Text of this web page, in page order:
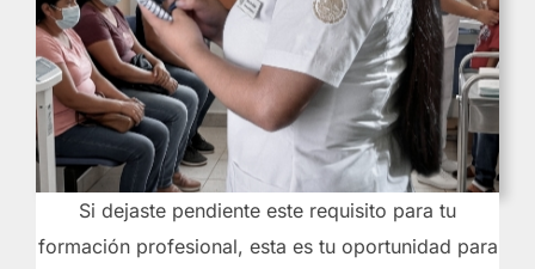
Si dejaste pendiente este requisito para tu
formación profesional, esta es tu oportunidad para